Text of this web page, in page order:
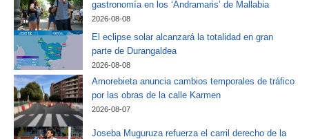
gastronomía en los ‘Andramaris’ de Mallabia
2026-08-08
El eclipse solar alcanzará la totalidad en gran
parte de Durangaldea
2026-08-08
Amorebieta anuncia cambios temporales de tráfico
por las obras de la calle Karmen
2026-08-07
Joseba Muguruza refuerza el carril derecho de la